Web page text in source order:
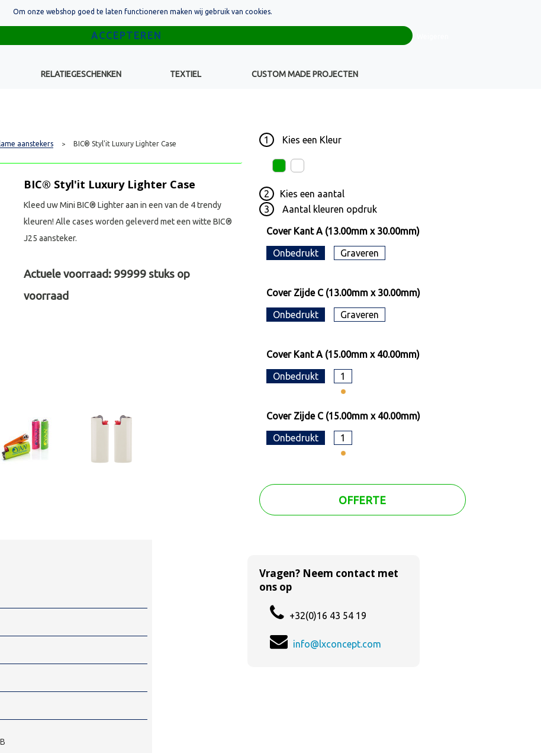
+32(0)16 43 54 19
RELATIEGESCHENKEN TEXTIEL CUSTOM MADE PROJECTEN
aanstekers > BIC® Styl'it Luxury Lighter Case 1 Kies een Kleur
2 Kies een aantal
3
Aantal kleuren opdruk
Cover Kant A (13.00mm x 30.00mm)
Onbedrukt Graveren
Cover Zijde C (13.00mm x 30.00mm)
Onbedrukt Graveren
Cover Kant A (15.00mm x 40.00mm)
Onbedrukt 1
Cover Zijde C (15.00mm x 40.00mm)
Onbedrukt 1
OFFERTE
BIC® Styl'it Luxury Lighter Case
Kleed uw Mini BIC® Lighter aan in een van de 4 trendy
kleuren! Alle cases worden geleverd met een witte BIC®
J25 aansteker.
Actuele voorraad: 99999stuks op
voorraad
Vragen? Neem contact met
ons op
+32(0)16 43 54 19
info@lxconcept.com
Om onze webshop goed te laten functioneren maken wij gebruik van cookies.